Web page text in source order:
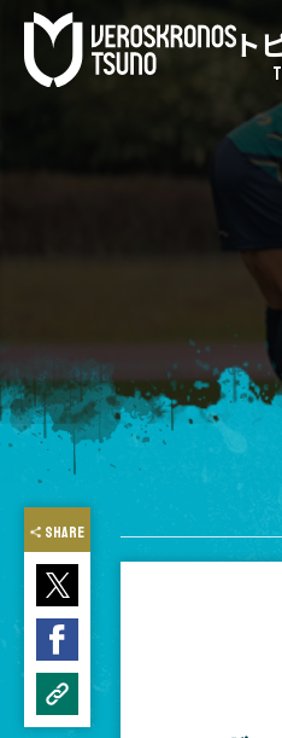
ト
SHARE